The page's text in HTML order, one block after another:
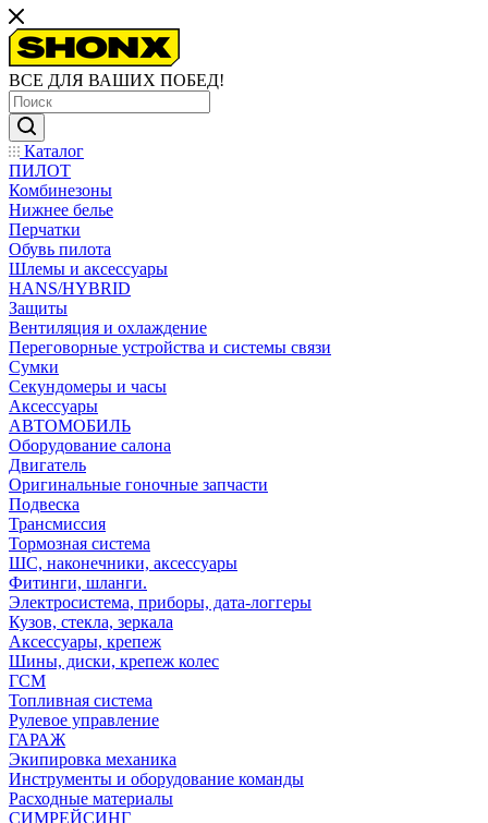
ВСЕ ДЛЯ ВАШИХ ПОБЕД!
Каталог
ПИЛОТ
Комбинезоны
Нижнее белье
Перчатки
Обувь пилота
Шлемы и аксессуары
HANS/HYBRID
Защиты
Вентиляция и охлаждение
Переговорные устройства и системы связи
Сумки
Секундомеры и часы
Аксессуары
АВТОМОБИЛЬ
Оборудование салона
Двигатель
Оригинальные гоночные запчасти
Подвеска
Трансмиссия
Тормозная система
ШС, наконечники, аксессуары
Фитинги, шланги.
Электросистема, приборы, дата-логгеры
Кузов, стекла, зеркала
Аксессуары, крепеж
Шины, диски, крепеж колес
ГСМ
Топливная система
Рулевое управление
ГАРАЖ
Экипировка механика
Инструменты и оборудование команды
Расходные материалы
СИМРЕЙСИНГ